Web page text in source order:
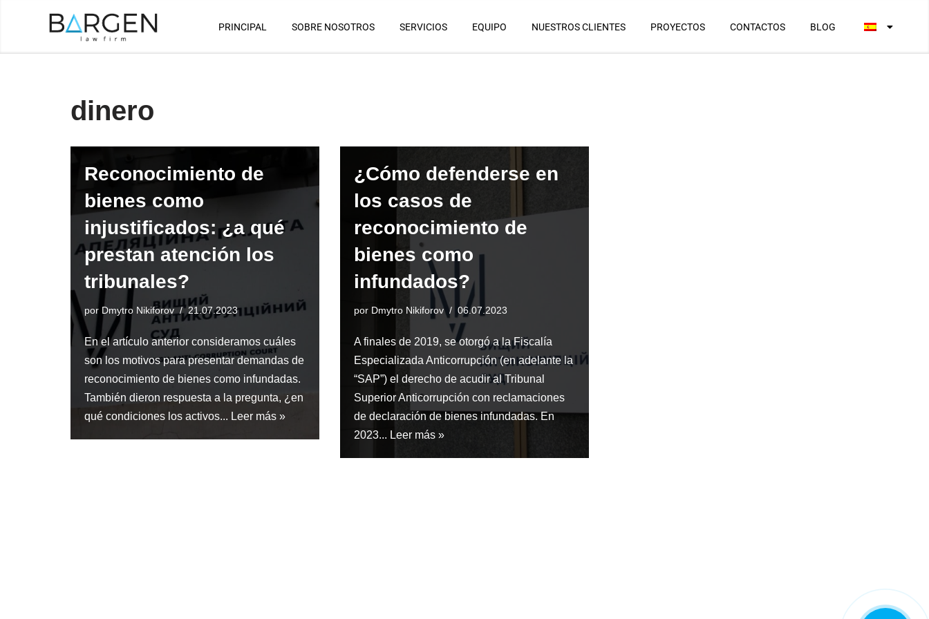
PRINCIPAL SOBRE NOSOTROS SERVICIOS EQUIPO NUESTROS CLIENTES PROYECTOS CONTACTOS BLOG
dinero
Reconocimiento de
bienes como
injustificados: ¿a qué
prestan atención los
tribunales?
por Dmytro Nikiforov 21.07.2023
En el artículo anterior consideramos cuáles
son los motivos para presentar demandas de
reconocimiento de bienes como infundadas.
También dieron respuesta a la pregunta, ¿en
qué condiciones los activos... Leer más »
¿Cómo defenderse en
los casos de
reconocimiento de
bienes como
infundados?
por Dmytro Nikiforov 06.07.2023
A finales de 2019, se otorgó a la Fiscalía
Especializada Anticorrupción (en adelante la
“SAP”) el derecho de acudir al Tribunal
Superior Anticorrupción con reclamaciones
de declaración de bienes infundadas. En
2023... Leer más »